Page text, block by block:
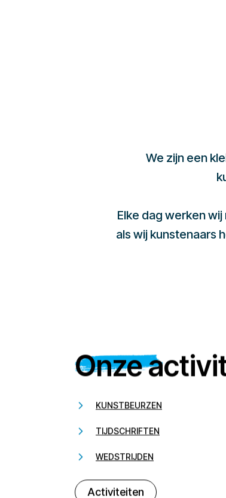
We zijn een
Elke dag werken
als wij kunstenaars
Onze
KUNSTBEURZEN
TIJDSCHRIFTEN
WEDSTRIJDEN
Activiteiten